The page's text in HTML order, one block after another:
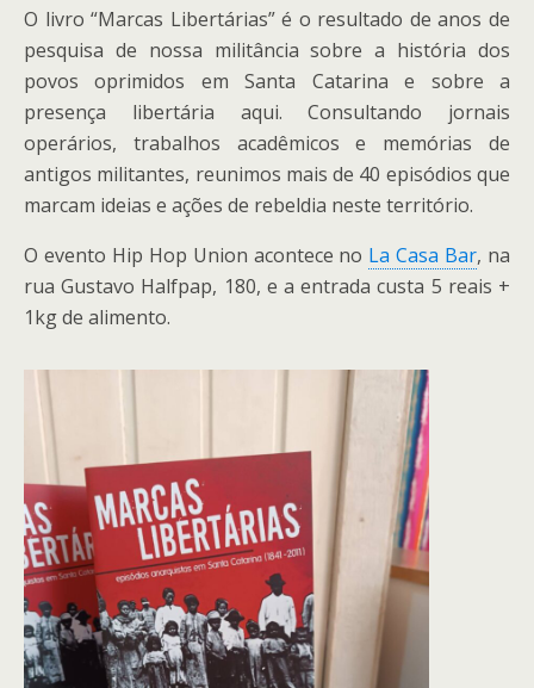
O livro “Marcas Libertárias” é o resultado de anos de
pesquisa de nossa militância sobre a história dos
povos oprimidos em Santa Catarina e sobre a
presença libertária aqui. Consultando jornais
operários, trabalhos acadêmicos e memórias de
antigos militantes, reunimos mais de 40 episódios que
marcam ideias e ações de rebeldia neste território.
O evento Hip Hop Union acontece no La Casa Bar, na
rua Gustavo Halfpap, 180, e a entrada custa 5 reais +
1kg de alimento.